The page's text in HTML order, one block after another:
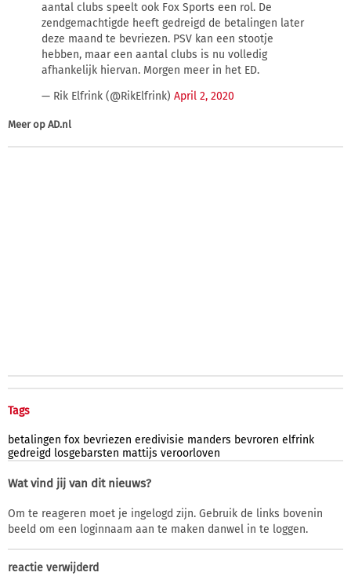
aantal clubs speelt ook Fox Sports een rol. De
zendgemachtigde heeft gedreigd de betalingen later
deze maand te bevriezen. PSV kan een stootje
hebben, maar een aantal clubs is nu volledig
afhankelijk hiervan. Morgen meer in het ED.
— Rik Elfrink (@RikElfrink) April 2, 2020
Meer op AD.nl
Tags
betalingen fox bevriezen eredivisie manders bevroren elfrink
gedreigd losgebarsten mattijs veroorloven
Wat vind jij van dit nieuws?
Om te reageren moet je ingelogd zijn. Gebruik de links bovenin
beeld om een loginnaam aan te maken danwel in te loggen.
reactie verwijderd